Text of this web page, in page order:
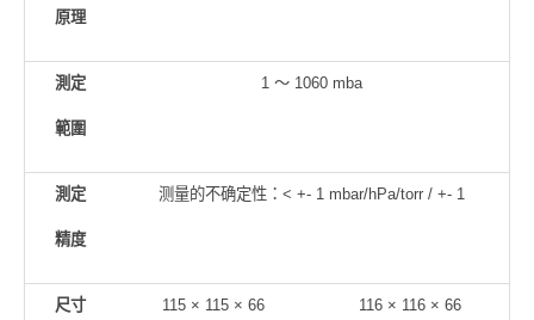
原理
測定
範圍
1 ～ 1060 mba
測定
精度
测量的不确定性：< +- 1 mbar/hPa/torr / +- 1
尺寸 115 × 115 × 66 116 × 116 × 66